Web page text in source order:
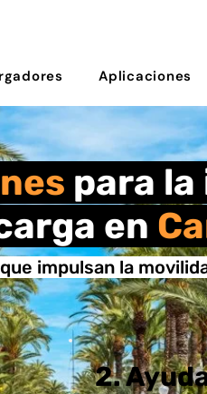
Aplicaciones
para
en
que impulsan la
2.